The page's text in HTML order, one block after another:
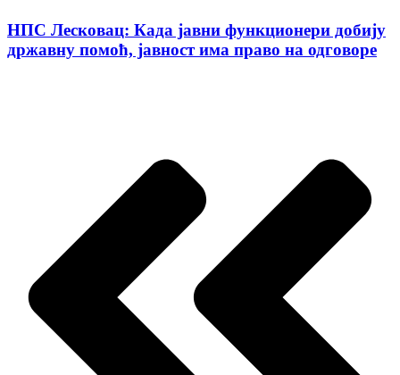
НПС Лесковац: Када јавни функционери добију
државну помоћ, јавност има право на одговоре